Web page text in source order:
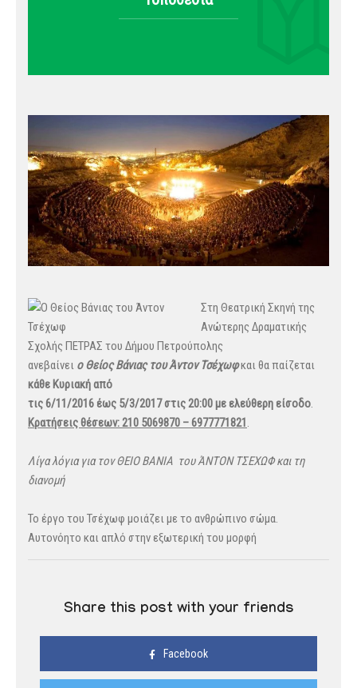
Στη Θεατρική Σκηνή της
Ανώτερης Δραματικής
Σχολής ΠΕΤΡΑΣ του Δήμου Πετρούπολης
ανεβαίνει ο Θείος Βάνιας του Άντον Τσέχωφκαι θα παίζεται
κάθε Κυριακή από
τις 6/11/2016 έως 5/3/2017 στις 20:00 με ελεύθερη είσοδο.
Κρατήσεις θέσεων: 210 5069870 – 6977771821.
Λίγα λόγια για τον ΘΕΙΟ ΒΑΝΙΑ του ΆΝΤΟΝ ΤΣΕΧΩΦ και τη
διανομή
Το έργο του Τσέχωφ μοιάζει με το ανθρώπινο σώμα.
Αυτονόητο και απλό στην εξωτερική του μορφή
Share this post with your friends
Facebook